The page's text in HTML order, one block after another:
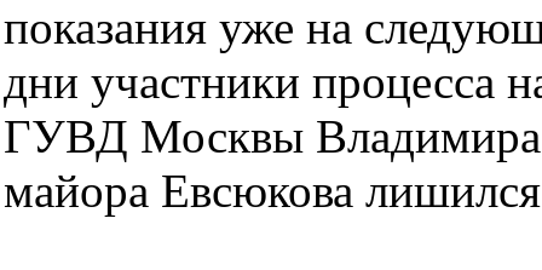
показания уже на
дни участники процесса
ГУВД Москвы Владимира
майора Евсюкова